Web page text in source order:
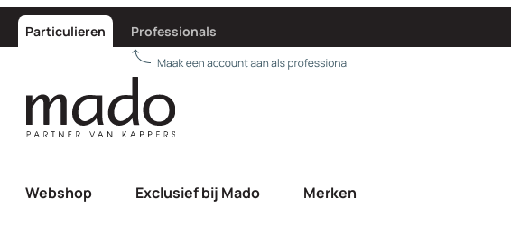
Particulieren Professionals
Webshop Exclusief bij Mado Merken